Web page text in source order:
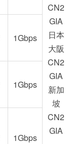
CN2
GIA
日本
大阪
CN2
GIA
新加
坡
CN2
GIA
1Gbps
1Gbps
1Gbps